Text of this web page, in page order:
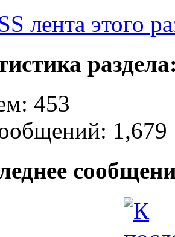
лента этого
453
1,679